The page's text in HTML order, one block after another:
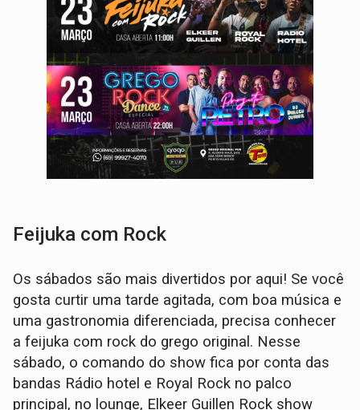
Feijuka com Rock
Os sábados são mais divertidos por aqui! Se você
gosta curtir uma tarde agitada, com boa música e
uma gastronomia diferenciada, precisa conhecer
a feijuka com rock do grego original. Nesse
sábado, o comando do show fica por conta das
bandas Rádio hotel e Royal Rock no palco
principal, no lounge, Elkeer Guillen Rock show